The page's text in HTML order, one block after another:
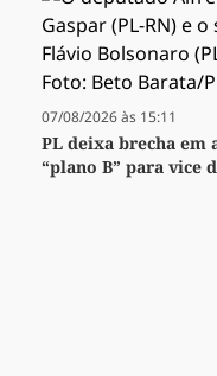
07/08/2026 às 15:11
PL deixa brecha em
“plano B” para vice